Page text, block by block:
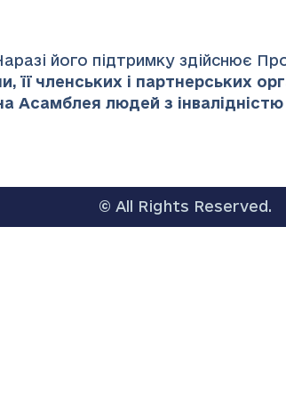
його підтримку здійснює
її членських і партнерських
Асамблея людей з інвалідністю
© All Rights Reserved.